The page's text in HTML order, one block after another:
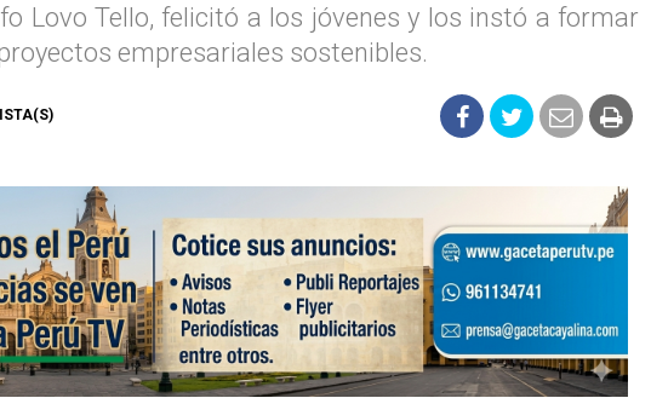
Lovo Tello, felicitó a los jóvenes y los instó a formar
empresariales sostenibles.